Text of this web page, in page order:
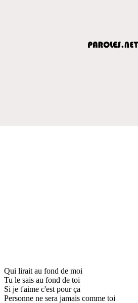
Qui lirait au fond de moi
Tu le sais au fond de toi
Si je t'aime c'est pour ça
Personne ne sera jamais comme toi